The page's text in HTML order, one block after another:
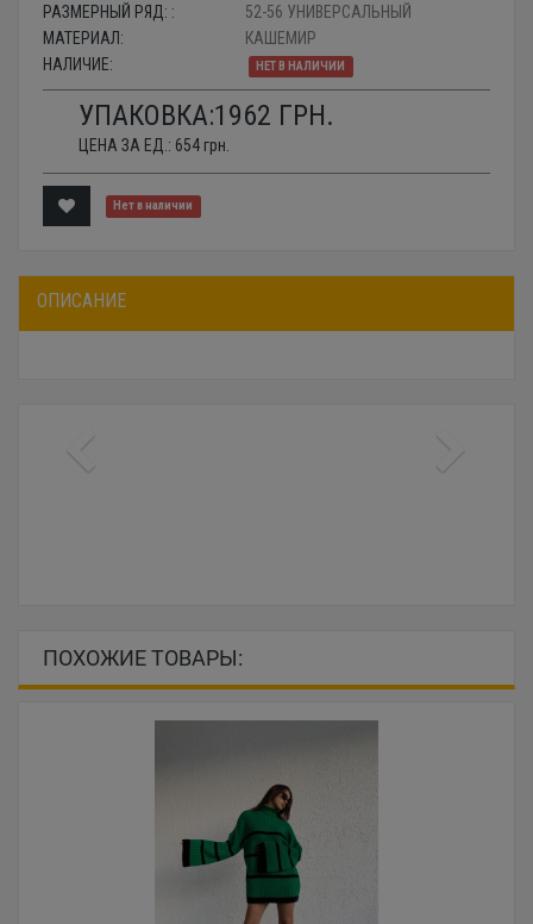
РАЗМЕРНЫЙ РЯД: :
52-56 УНИВЕРСАЛЬНЫЙ
МАТЕРИАЛ:
КАШЕМИР
НАЛИЧИЕ:
НЕТ В НАЛИЧИИ
УПАКОВКА:1962 ГРН.
ЦЕНА ЗА ЕД.: 654 грн.
Нет в наличии
ОПИСАНИЕ
ПОХОЖИЕ ТОВАРЫ: